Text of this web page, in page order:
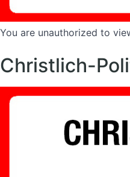
You are unauthorized to
Christlich-